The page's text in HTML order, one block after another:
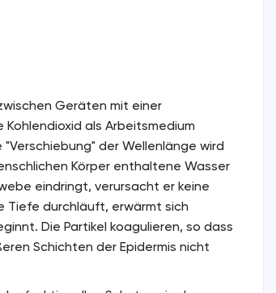
Geräten mit einer
als Arbeitsmedium
der Wellenlänge wird
Körper enthaltene Wasser
eindringt, verursacht er keine
Tiefe durchläuft, erwärmt sich
Die Partikel koagulieren, so dass
Schichten der Epidermis nicht